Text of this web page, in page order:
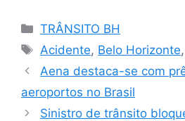
Categorias
TRÂNSITO BH
Tags
Acidente, Belo Horizonte
Aena destaca-se com
aeroportos no Brasil
Sinistro de trânsito